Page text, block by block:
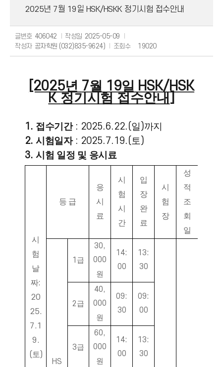
2025년 7월 19일 HSK/HSKK 정기시험 접수안내
글번호 406042 작성일 2025-05-09
작성자 공자학원 (032)835-9624) 조회수 19020
[2025년 7월 19일 HSK/HSK
K 정기시험 접수안내
1. 접수기간 : 2025.6.22.(일 )까지
2. 시험일자 : 2025.7.19.( 토 )
3. 시험 일정 및 응시료
시
험
날
짜:
20
25.
7.1
9.
( 토 )
등 급
응
시
료
시
험
시
간
입
장
완
료
시
험
장
성
적
조
회
일
HS
1 급
30,
000
원
14:
00
13:
30
2급
40,
000
원
09:
30
09:
00
3급
60,
000
원
14:
00
13:
30